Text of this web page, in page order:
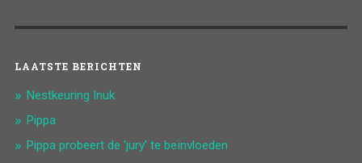
LAATSTE BERICHTEN
Nestkeuring Inuk
Pippa
Pippa probeert de 'jury' te beïnvloeden